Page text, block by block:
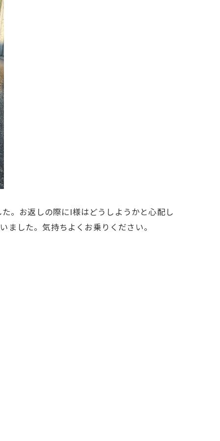
。お返しの際にI様はどうしようかと心配し
した。気持ちよくお乗りください。